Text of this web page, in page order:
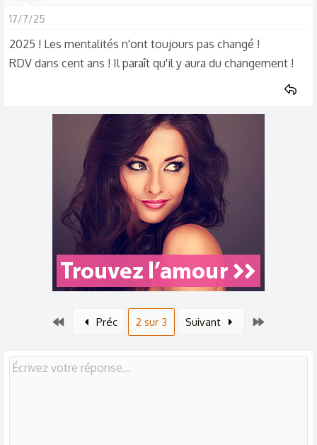
17/7/25
2025 ! Les mentalités n'ont toujours pas changé !
RDV dans cent ans ! Il paraît qu'il y aura du changement !
PremierPréc 2 sur 3 Suivant